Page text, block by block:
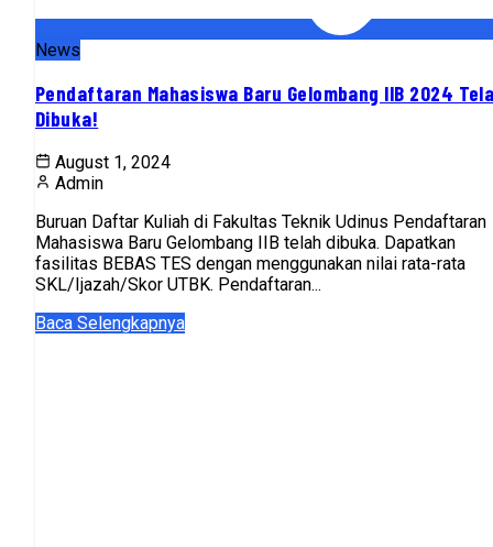
News
Pendaftaran Mahasiswa Baru Gelombang IIB 2024
Dibuka!
August 1, 2024
Admin
Buruan Daftar Kuliah di Fakultas Teknik Udinus Pendaftaran
Mahasiswa Baru Gelombang IIB telah dibuka. Dapatkan
fasilitas BEBAS TES dengan menggunakan nilai rata-rata
SKL/Ijazah/Skor UTBK. Pendaftaran...
Baca Selengkapnya